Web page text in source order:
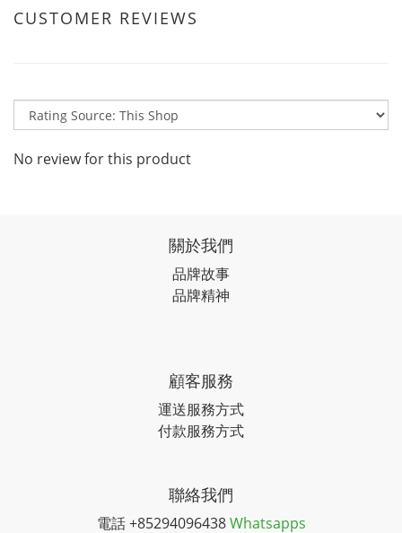
CUSTOMER REVIEWS
No review for this product
關於我們
品牌故事
品牌精神
顧客服務
運送服務方式
付款服務方式
聯絡我們
電話 +85294096438Whatsapps